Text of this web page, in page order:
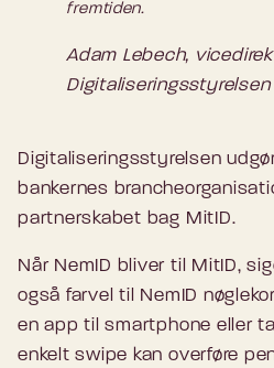
fremtiden.
Adam Lebech,
Digitaliseringsstyrelsen
Digitaliseringsstyrelsen
bankernes
partnerskabet bag MitID.
Når NemID bliver til MitID,
også farvel til NemID
en app til smartphone eller
enkelt swipe kan overføre